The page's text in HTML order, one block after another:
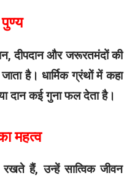
दीपदान और जरूरतमंदों की
है। धार्मिक ग्रंथों में कहा
दान कई गुना फल देता है।
महत्व
हैं, उन्हें सात्विक जीवन